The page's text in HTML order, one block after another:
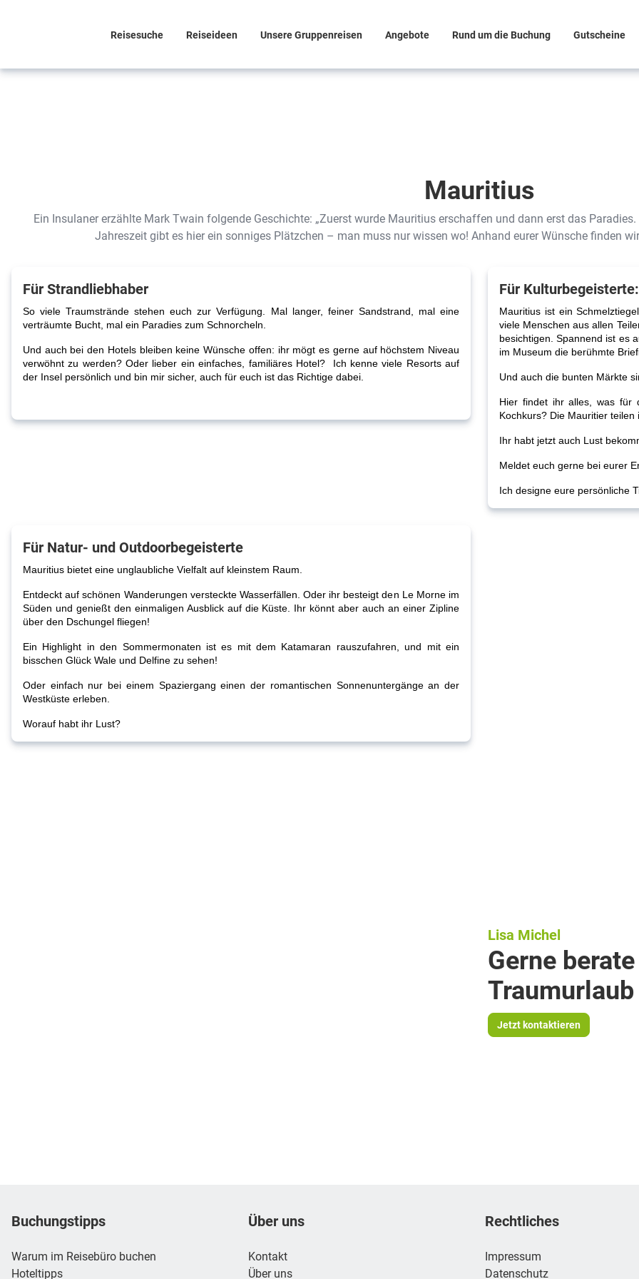
Reisesuche Reiseideen Unsere Gruppenreisen Angebote Rund um die Buchung Gutscheine
Mauritius
Ein Insulaner erzählte Mark Twain folgende Geschichte: „Zuerst wurde Mauritius erschaffen und dann erst das
Jahreszeit gibt es hier ein sonniges Plätzchen – man muss nur wissen wo! Anhand eurer Wünsche finden
Für Strandliebhaber
So viele Traumstrände stehen euch zur Verfügung. Mal langer, feiner Sandstrand, mal eine
verträumte Bucht, mal ein Paradies zum Schnorcheln.
Und auch bei den Hotels bleiben keine Wünsche offen: ihr mögt es gerne auf höchstem Niveau
verwöhnt zu werden? Oder lieber ein einfaches, familiäres Hotel?
Ich kenne viele Resorts auf
der Insel persönlich und bin mir sicher, auch für euch ist das Richtige dabei.
Für Kulturbegeisterte:
Mauritius ist ein
viele Menschen aus allen
besichtigen. Spannend ist es
im Museum die berühmte
Und auch die bunten Märkte
Hier findet ihr alles, was für
Kochkurs? Die Mauritier
Ihr habt jetzt auch Lust
Meldet euch gerne bei eurer
Ich designe eure persönliche
Für Natur- und Outdoorbegeisterte
Mauritius bietet eine unglaubliche Vielfalt auf kleinstem Raum.
Entdeckt auf schönen Wanderungen versteckte Wasserfällen. Oder ihr besteigt den Le Morne im
Süden und genießt den einmaligen Ausblick auf die Küste. Ihr könnt aber auch an einer Zipline
über den Dschungel fliegen!
Ein Highlight in den Sommermonaten ist es mit dem Katamaran rauszufahren, und mit ein
bisschen Glück Wale und Delfine zu sehen!
Oder einfach nur bei einem Spaziergang einen der romantischen Sonnenuntergänge an der
Westküste erleben.
Worauf habt ihr Lust?
Lisa Michel
Gerne
Jetzt kontaktieren
Footer navigation
Buchungstipps
Warum im Reisebüro buchen
Hoteltipps
Über uns
Kontakt
Über uns
Rechtliches
Impressum
Datenschutz